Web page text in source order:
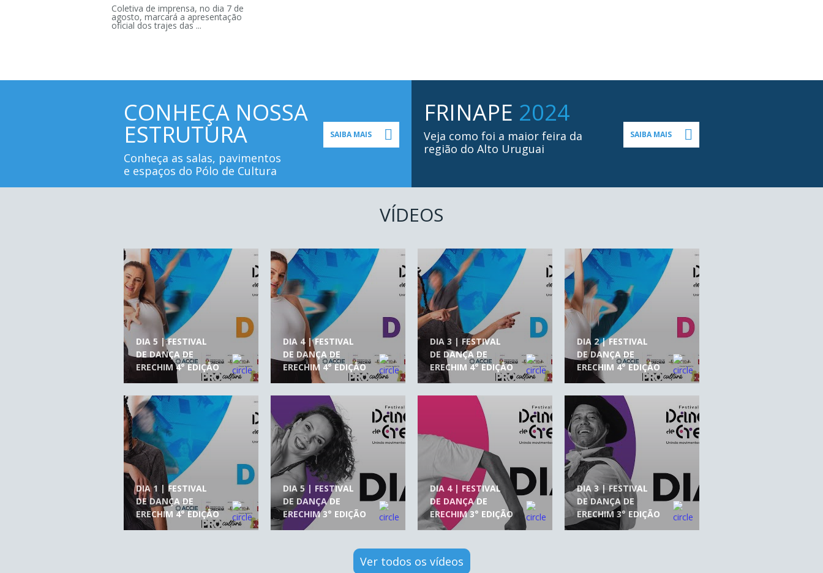
Coletiva de imprensa, no dia 7 de
agosto, marcará a apresentação
oficial dos trajes das ...
CONHEÇA NOSSA
ESTRUTURA
Conheça as salas, pavimentos
e espaços do Pólo de Cultura
SAIBA MAIS
FRINAPE 2024
Veja como foi a maior feira da
região do Alto Uruguai
SAIBA MAIS
VÍDEOS
DIA 5 | FESTIVAL
DE DANÇA DE
ERECHIM 4° EDIÇÃO
DIA 4 | FESTIVAL
DE DANÇA DE
ERECHIM 4° EDIÇÃO
DIA 3 | FESTIVAL
DE DANÇA DE
ERECHIM 4° EDIÇÃO
DIA 2 | FESTIVAL
DE DANÇA DE
ERECHIM 4° EDIÇÃO
DIA 1 | FESTIVAL
DE DANÇA DE
ERECHIM 4° EDIÇÃO
DIA 5 | FESTIVAL
DE DANÇA DE
ERECHIM 3° EDIÇÃO
DIA 4 | FESTIVAL
DE DANÇA DE
ERECHIM 3° EDIÇÃO
DIA 3 | FESTIVAL
DE DANÇA DE
ERECHIM 3° EDIÇÃO
Ver todos os vídeos